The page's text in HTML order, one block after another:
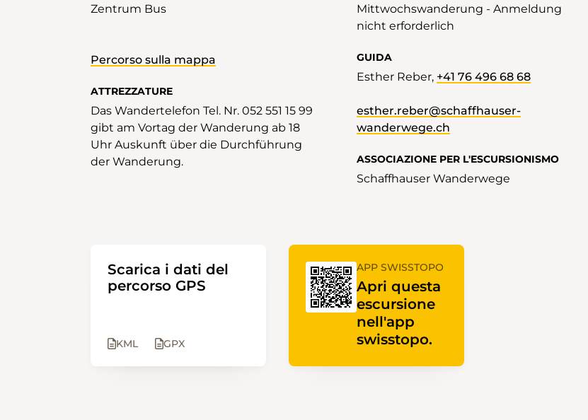
Zentrum Bus
Percorso sulla mappa
ATTREZZATURE
Das Wandertelefon Tel. Nr. 052 551 15 99
gibt am Vortag der Wanderung ab 18
Uhr Auskunft über die Durchführung
der Wanderung.
Mittwochswanderung - Anmeldung
nicht erforderlich
GUIDA
Esther Reber, +41 76 496 68 68
esther.reber@schaffhauser-
wanderwege.ch
ASSOCIAZIONE PER L'ESCURSIONISMO
Schaffhauser Wanderwege
Scarica i dati del
percorso GPS
KML GPX
APP SWISSTOPO
Apri questa
escursione
nell'app
swisstopo.